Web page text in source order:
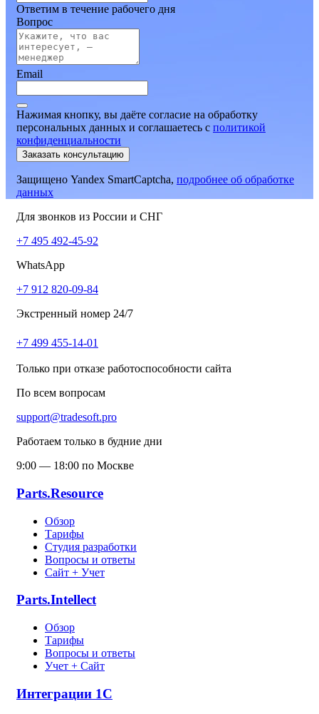
Ответим в течение рабочего дня
Вопрос
Email
Нажимая кнопку, вы даёте согласие на обработку
персональных данных и соглашаетесь c политикой
конфиденциальности
Заказать консультацию
Защищено Yandex SmartCaptcha, подробнее об обработке
данных
Для звонков из России и СНГ
+7 495 492-45-92
WhatsApp
+7 912 820-09-84
Экстренный номер 24/7
+7 499 455-14-01
Только при отказе работоспособности сайта
По всем вопросам
support@tradesoft.pro
Работаем только в будние дни
9:00 — 18:00 по Москве
Parts.Resource
Обзор
Тарифы
Студия разработки
Вопросы и ответы
Сайт + Учет
Parts.Intellect
Обзор
Тарифы
Вопросы и ответы
Учет + Сайт
Интеграции 1С